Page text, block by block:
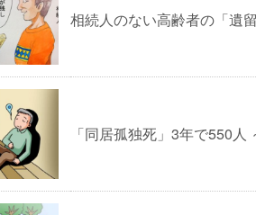
相続人のない高齢者の「遺
「同居孤独死」3年で550